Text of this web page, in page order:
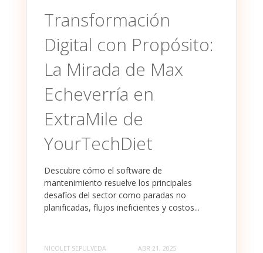
Transformación
Digital con Propósito:
La Mirada de Max
Echeverría en
ExtraMile de
YourTechDiet
Descubre cómo el software de
mantenimiento resuelve los principales
desafíos del sector como paradas no
planificadas, flujos ineficientes y costos...
NICOLET SEPULVEDA ABR 21, 2025